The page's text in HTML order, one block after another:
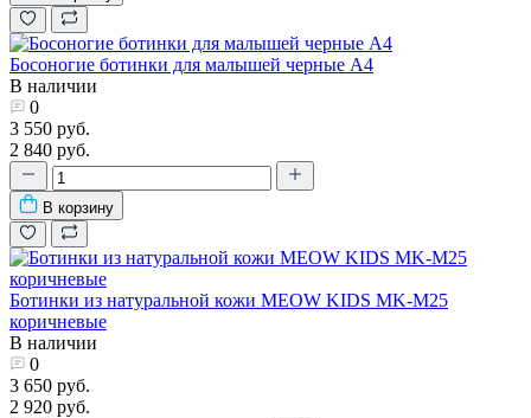
Босоногие ботинки для малышей черные А4
В наличии
0
3 550 руб.
2 840 руб.
В корзину
Ботинки из натуральной кожи MEOW KIDS MK-M25
коричневые
В наличии
0
3 650 руб.
2 920 руб.